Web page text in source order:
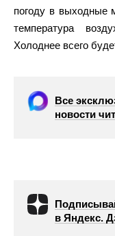
погоду в выходные
температура
Холоднее всего
Все
новости
в Яндекс.